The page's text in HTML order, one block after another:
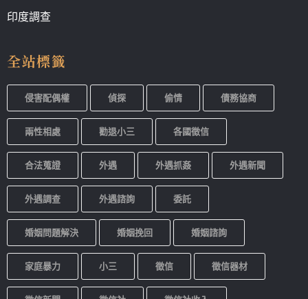
印度調查
全站標籤
侵害配偶權 偵探 偷情 債務協商
兩性相處 勸退小三 各國徵信
合法蒐證 外遇 外遇抓姦 外遇新聞
外遇調查 外遇諮詢 委託
婚姻問題解決 婚姻挽回 婚姻諮詢
家庭暴力 小三 徵信 徵信器材